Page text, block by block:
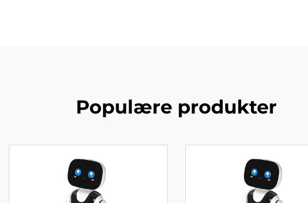
Populære produkter